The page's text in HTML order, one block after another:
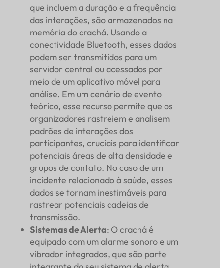
que incluem a duração e a frequência
das interações, são armazenados na
memória do crachá. Usando a
conectividade Bluetooth, esses dados
podem ser transmitidos para um
servidor central ou acessados por
meio de um aplicativo móvel para
análise. Em um cenário de evento
teórico, esse recurso permite que os
organizadores rastreiem e analisem
padrões de interações dos
participantes, cruciais para identificar
potenciais áreas de alta densidade e
grupos de contato. No caso de um
incidente relacionado à saúde, esses
dados se tornam inestimáveis para
rastrear potenciais cadeias de
transmissão.
Sistemas de Alerta: O crachá é
equipado com um alarme sonoro e um
vibrador integrados, que são parte